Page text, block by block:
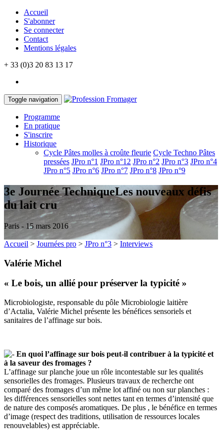
Accueil
S'abonner
Se connecter
Contact
Mentions légales
+ 33 (0)3 20 83 13 17
Toggle navigation
Programme
En pratique
S'inscrire
Historique
Cycle Pâtes molles à croûte fleurie Cycle Techno Pâtes
pressées JPro n°1 JPro n°12 JPro n°2 JPro n°3 JPro n°4
JPro n°5 JPro n°6 JPro n°7 JPro n°8 JPro n°9
3e Journée TechniqueLes nouveaux défis
du lait cru
Paris - 15 mars 2016
Accueil > Journées pro > JPro n°3 > Interviews
Valérie Michel
« Le bois, un allié pour préserver la typicité »
Microbiologiste, responsable du pôle Microbiologie laitière
d’Actalia, Valérie Michel présente les bénéfices sensoriels et
sanitaires de l’affinage sur bois.
En quoi l’affinage sur bois peut-il contribuer à la typicité et
à la saveur des fromages ?
L’affinage sur planche joue un rôle incontestable sur les qualités
sensorielles des fromages. Plusieurs travaux de recherche ont
comparé des fromages d’un même lot affiné ou non sur planches :
les différences sensorielles sont nettes tant en termes d’intensité que
de nature des composés aromatiques. De plus , le bénéfice en termes
d’image (respect des traditions, utilisation de ressources locales
renouvelables) est appréciable.